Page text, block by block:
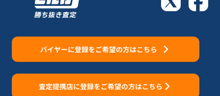
バイヤーに登録をご希望の方はこちら
査定提携店に登録をご希望の方はこちら